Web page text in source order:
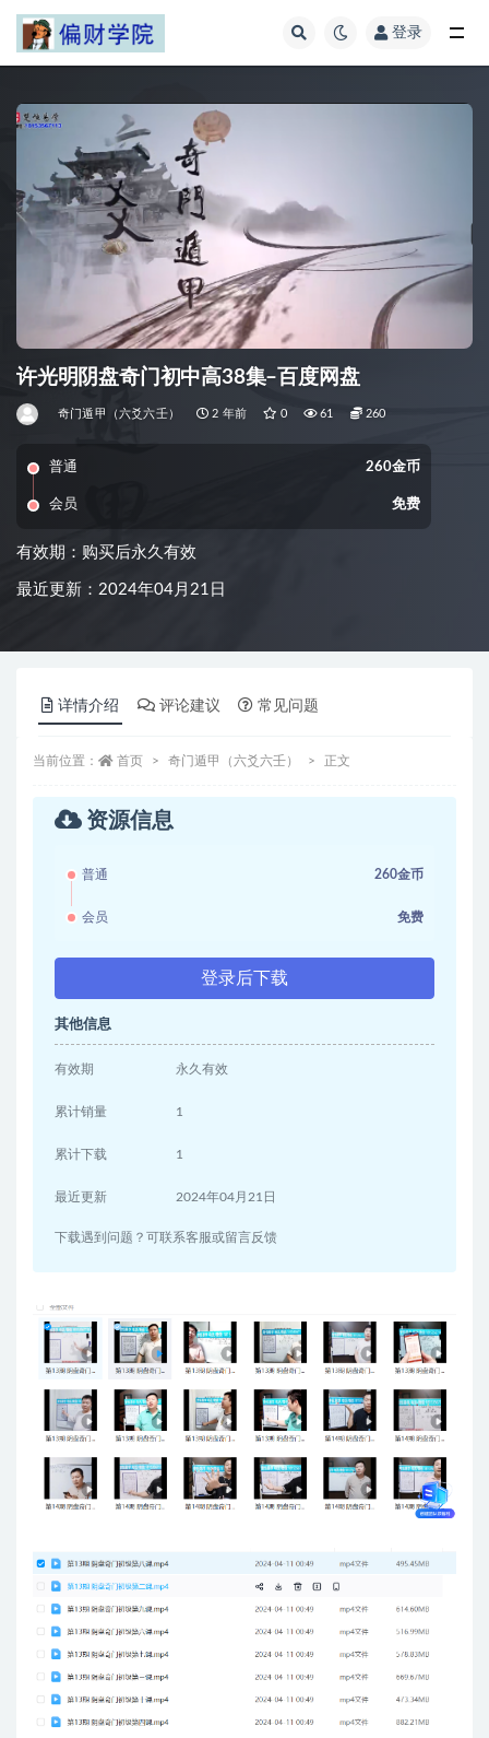
登录
许光明阴盘奇门初中高38集–百度网盘
奇门遁甲（六爻六壬） 2 年前 0 61 260
普通 260金币
会员 免费
有效期：购买后永久有效
最近更新：2024年04月21日
详情介绍 评论建议 常见问题
当前位置： 首页 奇门遁甲（六爻六壬） 正文
资源信息
普通 260金币
会员 免费
登录后下载
其他信息
有效期 永久有效
累计销量 1
累计下载 1
最近更新 2024年04月21日
下载遇到问题？可联系客服或留言反馈